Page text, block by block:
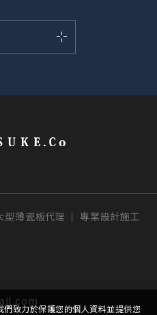
薄瓷板代理 | 專業設計施工
致力於保護您的個人資料並提供您